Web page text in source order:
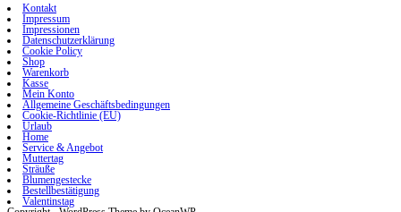
Kontakt
Impressum
Impressionen
Datenschutzerklärung
Cookie Policy
Shop
Warenkorb
Kasse
Mein Konto
Allgemeine Geschäftsbedingungen
Cookie-Richtlinie (EU)
Urlaub
Home
Service & Angebot
Muttertag
Sträuße
Blumengestecke
Bestellbestätigung
Valentinstag